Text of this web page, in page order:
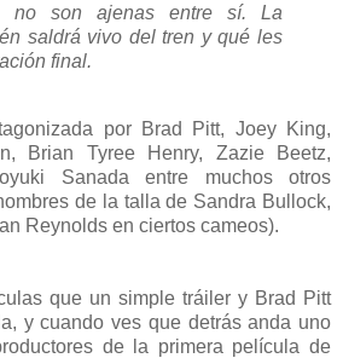
no son ajenas entre sí. La
saldrá vivo del tren y qué les
final.
por Brad Pitt, Joey King,
Brian Tyree Henry, Zazie Beetz,
Sanada entre muchos otros
de la talla de Sandra Bullock,
Reynolds en ciertos cameos).
que un simple tráiler y Brad Pitt
y cuando ves que detrás anda uno
de la primera película de